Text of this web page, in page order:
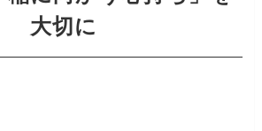
大切に